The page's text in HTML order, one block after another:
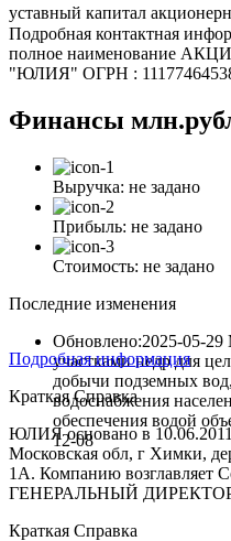
уставный капитал
Подробная контактная
полное наименование
"ЮЛИЯ" ОГРН :
Финансы
Выручка: не задано
Прибыль: не задано
Стоимость: не задано
Последние изменения
Обновлено:2025-05-29
участками недр для
добычи подземных
водоснабжения
обеспечения водой
12-08
Подробная информация
Краткая Справка
ЮЛИЯ основано в
Московская обл, г Химки,
1А. Компанию возглавляет
ГЕНЕРАЛЬНЫЙ
Краткая Справка